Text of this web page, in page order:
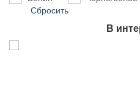
Сбросить
В